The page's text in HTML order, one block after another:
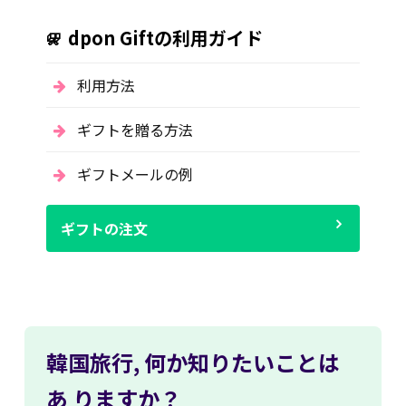
dpon Giftの利用ガイド
利用方法
ギフトを贈る方法
ギフトメールの例
ギフトの注文
韓国旅行, 何か知りたいことは
あ りますか？